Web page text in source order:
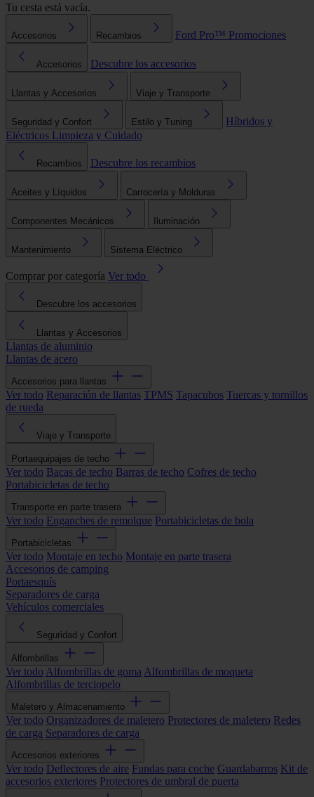
Tu cesta está vacía.
Accesorios Recambios Ford Pro™ Promociones
Accesorios Descubre los accesorios
Llantas y Accesorios Viaje y Transporte
Seguridad y Confort Estilo y Tuning
Híbridos y
Eléctricos Limpieza y Cuidado
Recambios Descubre los recambios
Aceites y Líquidos Carrocería y Molduras
Componentes Mecánicos Iluminación
Mantenimiento Sistema Eléctrico
Comprar por categoría Ver todo
Descubre los accesorios
Llantas y Accesorios
Llantas de aluminio
Llantas de acero
Accesorios para llantas
Ver todo Reparación de llantas TPMS Tapacubos Tuercas y tornillos
de rueda
Viaje y Transporte
Portaequipajes de techo
Ver todo Bacas de techo Barras de techo Cofres de techo
Portabicicletas de techo
Transporte en parte trasera
Ver todo Enganches de remolque Portabicicletas de bola
Portabicicletas
Ver todo Montaje en techo Montaje en parte trasera
Accesorios de camping
Portaesquís
Separadores de carga
Vehículos comerciales
Seguridad y Confort
Alfombrillas
Ver todo Alfombrillas de goma Alfombrillas de moqueta
Alfombrillas de terciopelo
Maletero y Almacenamiento
Ver todo Organizadores de maletero Protectores de maletero Redes
de carga Separadores de carga
Accesorios exteriores
Ver todo Deflectores de aire Fundas para coche Guardabarros Kit de
accesorios exteriores Protectores de umbral de puerta